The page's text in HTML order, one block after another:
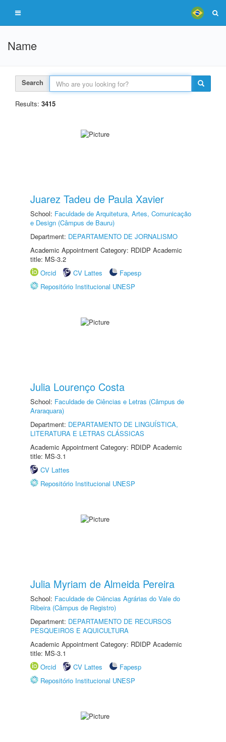
Name
Search
Results: 3415
Juarez Tadeu de Paula Xavier
School: Faculdade de Arquitetura, Artes, Comunicação
e Design (Câmpus de Bauru)
Department: DEPARTAMENTO DE JORNALISMO
Academic Appointment Category: RDIDP Academic
title: MS-3.2
Orcid
CV Lattes
Fapesp
Repositório Institucional UNESP
Julia Lourenço Costa
School: Faculdade de Ciências e Letras (Câmpus de
Araraquara)
Department: DEPARTAMENTO DE LINGUÍSTICA,
LITERATURA E LETRAS CLÁSSICAS
Academic Appointment Category: RDIDP Academic
title: MS-3.1
CV Lattes
Repositório Institucional UNESP
Julia Myriam de Almeida Pereira
School: Faculdade de Ciências Agrárias do Vale do
Ribeira (Câmpus de Registro)
Department: DEPARTAMENTO DE RECURSOS
PESQUEIROS E AQUICULTURA
Academic Appointment Category: RDIDP Academic
title: MS-3.1
Orcid
CV Lattes
Fapesp
Repositório Institucional UNESP